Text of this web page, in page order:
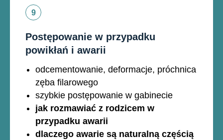
Postępowanie w przypadku
powikłań i awarii
odcementowanie, deformacje, próchnica
zęba filarowego
szybkie postępowanie w gabinecie
jak rozmawiać z rodzicem w
przypadku awarii
dlaczego awarie są naturalną częścią